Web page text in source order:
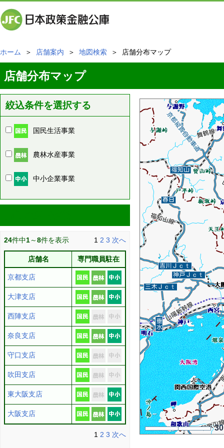
ホーム ＞ 店舗案内 ＞ 地図検索 ＞ 店舗分布マップ
店舗分布マップ
絞込条件を選択する
国民生活事業
農林水産事業
中小企業事業
24件中1～8件を表示 1 2 3 次へ
店舗名 専門職員駐在
京都支店
大津支店
西陣支店
奈良支店
守口支店
吹田支店
東大阪支店
大阪支店
1 2 3 次へ